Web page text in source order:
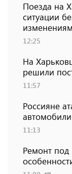
Поезда на
ситуации
12:25
На
решили
11:57
Россияне
11:13
Ремонт под